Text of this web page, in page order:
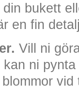
bukett
en fin
Vill ni
ni